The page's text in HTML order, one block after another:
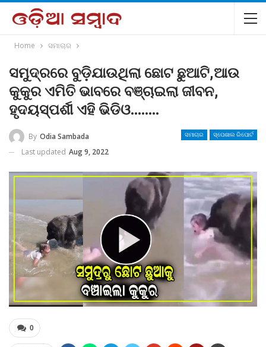
Home ସମାଚାର
ସମୁଦ୍ରରେ ବୁଡ଼ିଯାଉଥିଲା ଛୋଟ ଛୁଆଟି,ଆଉ
କୁକୁର ଏମିତି ଭାବରେ ବଞ୍ଚାଇଲା ଜୀବନ,
ହୃଦୟସ୍ପର୍ଶୀ ଏହି ଭିଡିଓ……..
ସମାଚାର ସ୍ପେଶାଲ ରିପୋର୍ଟ
By Odia Sambada
Last updated Aug 9, 2022
0